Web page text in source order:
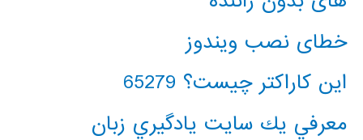
خطای نصب ویندوز
این کاراکتر چیست؟ 65279
معرفي يك سايت يادگيري زبان